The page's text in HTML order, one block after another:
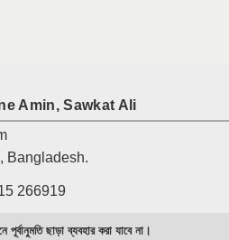
Amin, Sawkat Ali
Bangladesh.
266919
ছাড়া ব্যবহার করা যাবে না।